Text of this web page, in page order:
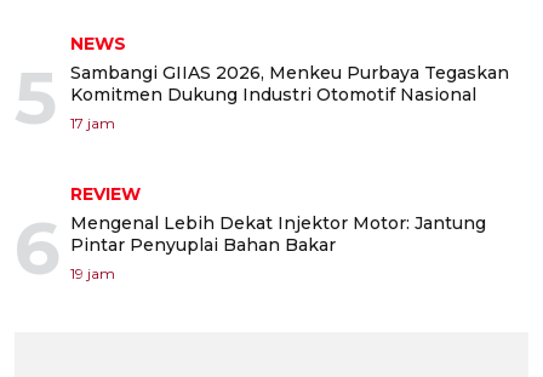
5
NEWS
Sambangi GIIAS 2026, Menkeu Purbaya Tegaskan
Komitmen Dukung Industri Otomotif Nasional
17 jam
6
REVIEW
Mengenal Lebih Dekat Injektor Motor: Jantung
Pintar Penyuplai Bahan Bakar
19 jam